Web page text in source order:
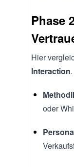
Phase
Hier
Interaction.
oder